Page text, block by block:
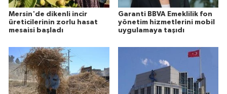
Mersin'de dikenli incir
üreticilerinin zorlu hasat
mesaisi başladı
Garanti BBVA Emeklilik fon
yönetim hizmetlerini mobil
uygulamaya taşıdı